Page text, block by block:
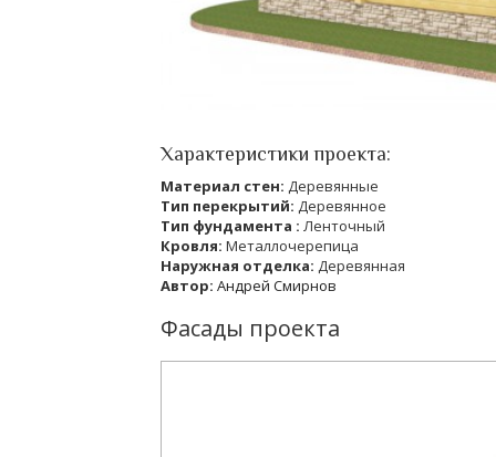
Характеристики проекта:
Материал стен: Деревянные
Тип перекрытий: Деревянное
Тип фундамента : Ленточный
Кровля: Металлочерепица
Наружная отделка: Деревянная
Автор: Андрей Смирнов
Фасады проекта